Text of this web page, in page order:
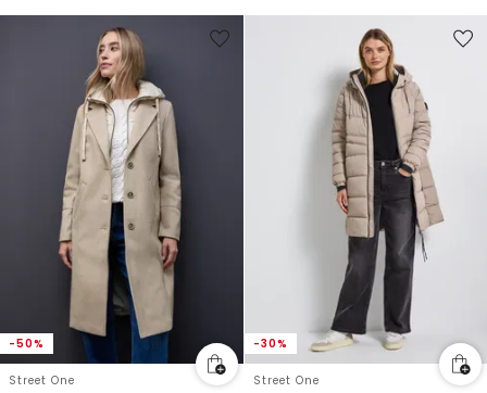
-50%
Street One
-30%
Street One